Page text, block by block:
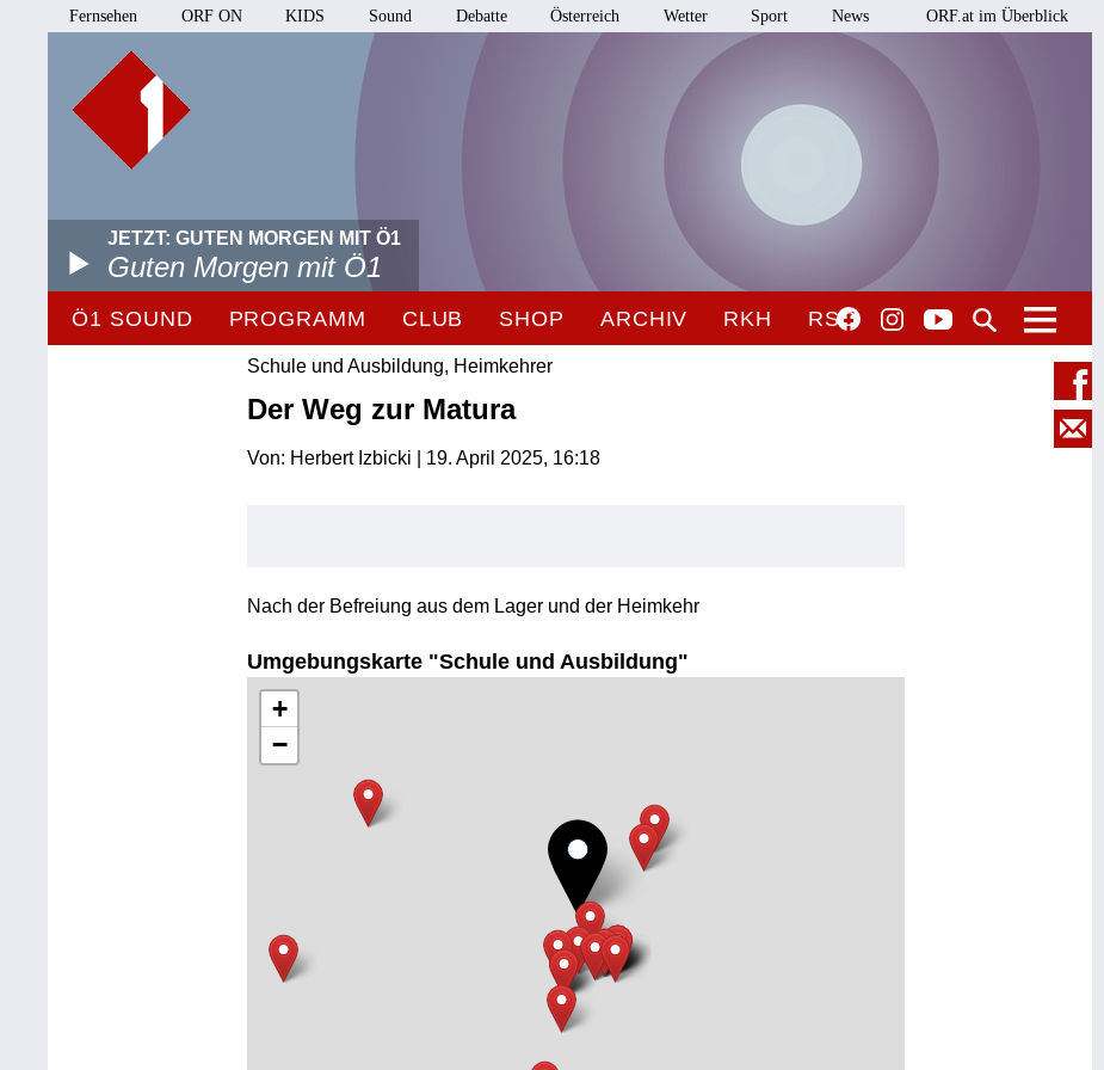
Fernsehen ORF ON KIDS Sound Debatte Österreich Wetter Sport News ORF.at im Überblick
JETZT: GUTEN MORGEN MIT Ö1
Guten Morgen mit Ö1
Ö1 SOUND PROGRAMM CLUB SHOP ARCHIV RKH RSO
Schule und Ausbildung, Heimkehrer
Der Weg zur Matura
Von: Herbert Izbicki | 19. April 2025, 16:18
Nach der Befreiung aus dem Lager und der Heimkehr
Umgebungskarte "Schule und Ausbildung"
+
−